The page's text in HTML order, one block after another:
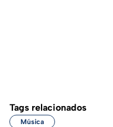
Tags relacionados
Música